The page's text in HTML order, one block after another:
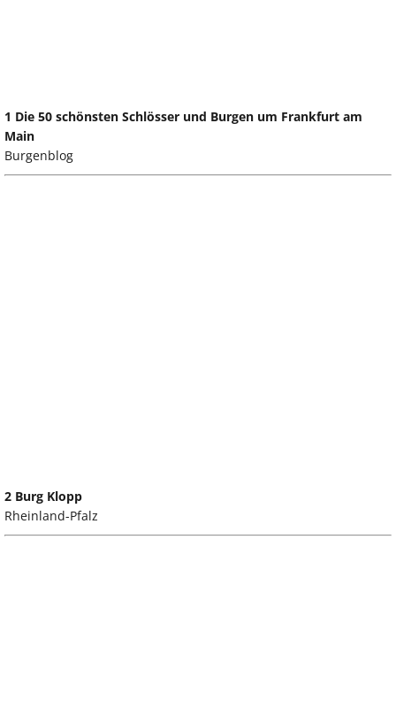
1 Die 50 schönsten Schlösser und Burgen um Frankfurt am
Main
Burgenblog
2 Burg Klopp
Rheinland-Pfalz